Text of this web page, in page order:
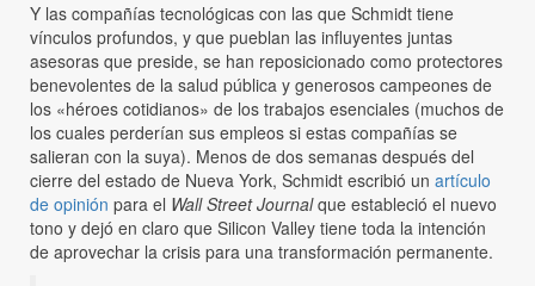
Y las compañías tecnológicas con las que Schmidt tiene
vínculos profundos, y que pueblan las influyentes juntas
asesoras que preside, se han reposicionado como protectores
benevolentes de la salud pública y generosos campeones de
los «héroes cotidianos» de los trabajos esenciales (muchos de
los cuales perderían sus empleos si estas compañías se
salieran con la suya). Menos de dos semanas después del
cierre del estado de Nueva York, Schmidt escribió un artículo
de opinión para el Wall Street Journalque estableció el nuevo
tono y dejó en claro que Silicon Valley tiene toda la intención
de aprovechar la crisis para una transformación permanente.